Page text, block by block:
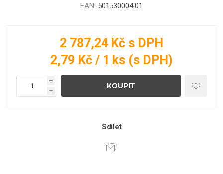
EAN: 501530004.01
2 787,24 Kč s DPH
2,79 Kč / 1 ks (s DPH)
i
h
Sdílet